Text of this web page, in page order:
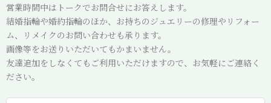
営業時間中はトークでお問合せにお答えします。
結婚指輪や婚約指輪のほか、お持ちのジュエリーの修理やリフォー
ム、リメイクのお問い合わせも承ります。
画像等をお送りいただいてもかまいません。
友達追加をしなくてもご利用いただけますので、お気軽にご連絡く
ださい。